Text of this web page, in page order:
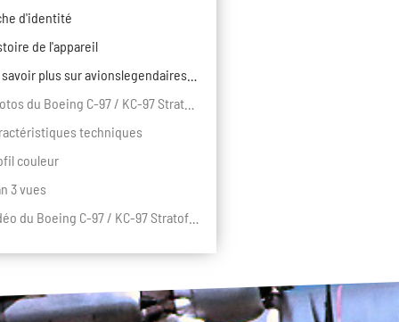
d'identité
de l'appareil
techniques
couleur
3 vues